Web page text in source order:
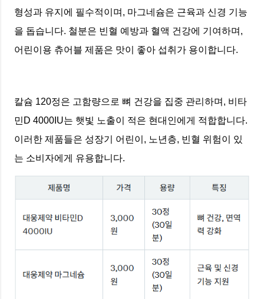
형성과 유지에 필수적이며, 마그네슘은 근육과 신경 기능
을 돕습니다. 철분은 빈혈 예방과 혈액 건강에 기여하며,
어린이용 츄어블 제품은 맛이 좋아 섭취가 용이합니다.
칼슘 120정은 고함량으로 뼈 건강을 집중 관리하며, 비타
민D 4000IU는 햇빛 노출이 적은 현대인에게 적합합니다.
이러한 제품들은 성장기 어린이, 노년층, 빈혈 위험이 있
는 소비자에게 유용합니다.